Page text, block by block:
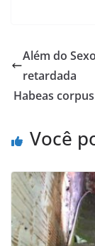
s
A
p
e
o
k
Além do
retardada
Habeas
Você